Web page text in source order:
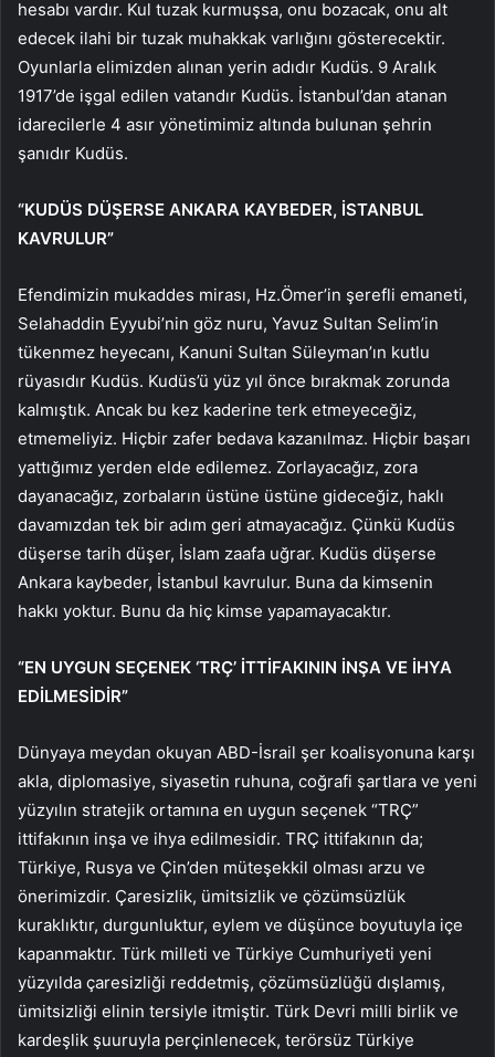
hesabı vardır. Kul tuzak kurmuşsa, onu bozacak, onu alt
edecek ilahi bir tuzak muhakkak varlığını gösterecektir.
Oyunlarla elimizden alınan yerin adıdır Kudüs. 9 Aralık
1917’de işgal edilen vatandır Kudüs. İstanbul’dan atanan
idarecilerle 4 asır yönetimimiz altında bulunan şehrin
şanıdır Kudüs.
“KUDÜS DÜŞERSE ANKARA KAYBEDER, İSTANBUL
KAVRULUR”
Efendimizin mukaddes mirası, Hz.Ömer’in şerefli emaneti,
Selahaddin Eyyubi’nin göz nuru, Yavuz Sultan Selim’in
tükenmez heyecanı, Kanuni Sultan Süleyman’ın kutlu
rüyasıdır Kudüs. Kudüs’ü yüz yıl önce bırakmak zorunda
kalmıştık. Ancak bu kez kaderine terk etmeyeceğiz,
etmemeliyiz. Hiçbir zafer bedava kazanılmaz. Hiçbir başarı
yattığımız yerden elde edilemez. Zorlayacağız, zora
dayanacağız, zorbaların üstüne üstüne gideceğiz, haklı
davamızdan tek bir adım geri atmayacağız. Çünkü Kudüs
düşerse tarih düşer, İslam zaafa uğrar. Kudüs düşerse
Ankara kaybeder, İstanbul kavrulur. Buna da kimsenin
hakkı yoktur. Bunu da hiç kimse yapamayacaktır.
“EN UYGUN SEÇENEK ‘TRÇ’ İTTİFAKININ İNŞA VE İHYA
EDİLMESİDİR”
Dünyaya meydan okuyan ABD-İsrail şer koalisyonuna karşı
akla, diplomasiye, siyasetin ruhuna, coğrafi şartlara ve yeni
yüzyılın stratejik ortamına en uygun seçenek “TRÇ”
ittifakının inşa ve ihya edilmesidir. TRÇ ittifakının da;
Türkiye, Rusya ve Çin’den müteşekkil olması arzu ve
önerimizdir. Çaresizlik, ümitsizlik ve çözümsüzlük
kuraklıktır, durgunluktur, eylem ve düşünce boyutuyla içe
kapanmaktır. Türk milleti ve Türkiye Cumhuriyeti yeni
yüzyılda çaresizliği reddetmiş, çözümsüzlüğü dışlamış,
ümitsizliği elinin tersiyle itmiştir. Türk Devri milli birlik ve
kardeşlik şuuruyla perçinlenecek, terörsüz Türkiye